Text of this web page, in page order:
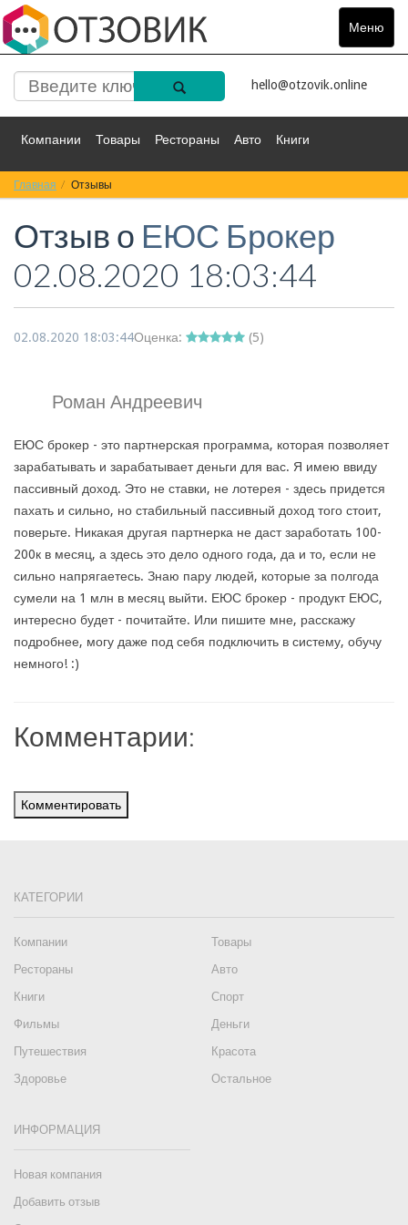
Меню
Toggle
hello@otzovik.online
Компании Товары Рестораны Авто Книги
Спорт Фильмы
Красота Здоровье Остальное
Главная Отзывы
Отзыв о ЕЮС Брокер
02.08.2020 18:03:44
02.08.2020 18:03:44Оценка: (5)
Роман Андреевич
ЕЮС брокер - это партнерская программа, которая позволяет
зарабатывать и зарабатывает деньги для вас. Я имею ввиду
пассивный доход. Это не ставки, не лотерея - здесь придется
пахать и сильно, но стабильный пассивный доход того стоит,
поверьте. Никакая другая партнерка не даст заработать 100-
200к в месяц, а здесь это дело одного года, да и то, если не
сильно напрягаетесь. Знаю пару людей, которые за полгода
сумели на 1 млн в месяц выйти. ЕЮС брокер - продукт ЕЮС,
интересно будет - почитайте. Или пишите мне, расскажу
подробнее, могу даже под себя подключить в систему, обучу
немного! :)
Комментарии:
Комментировать
КАТЕГОРИИ
Компании
Товары
Рестораны
Авто
Книги
Спорт
Фильмы
Деньги
Путешествия
Красота
Здоровье
Остальное
ИНФОРМАЦИЯ
Новая компания
Добавить отзыв